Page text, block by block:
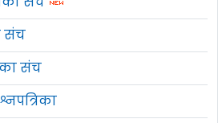
Start Date 31 March 2026
Online 20 April 2026
– Apply Online
संच
संच